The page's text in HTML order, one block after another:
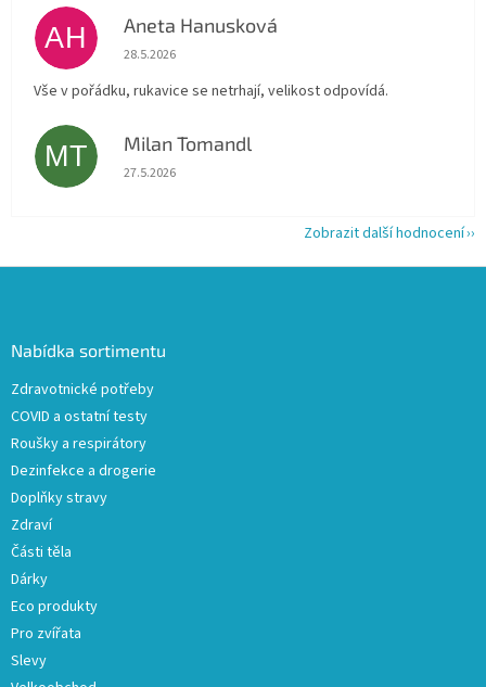
AH Aneta Hanusková
Hodnocení obchodu je 5 z 5 hvězdiček.
28.5.2026
Vše v pořádku, rukavice se netrhají, velikost odpovídá.
MT Milan Tomandl
Hodnocení obchodu je 5 z 5 hvězdiček.
27.5.2026
Zobrazit další hodnocení
Nabídka sortimentu
Zdravotnické potřeby
COVID a ostatní testy
Roušky a respirátory
Dezinfekce a drogerie
Doplňky stravy
Zdraví
Části těla
Dárky
Eco produkty
Pro zvířata
Slevy